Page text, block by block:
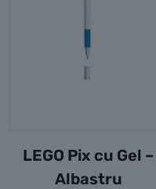
LEGO Pix cu Gel –
Albastru